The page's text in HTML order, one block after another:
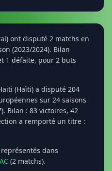
ont disputé 2 matchs en
(2023/2024). Bilan
1 défaite, pour 2 buts
(Haïti) a disputé 204
sur 24 saisons
Bilan : 83 victoires, 42
a remporté un titre :
dans
(2 matchs).